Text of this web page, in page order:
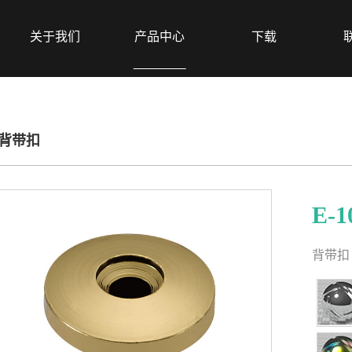
关于我们 产品中心 下载
带扣
E-
背带扣